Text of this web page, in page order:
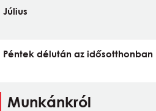
Július
Péntek délután az idősotthonban
Munkánkról